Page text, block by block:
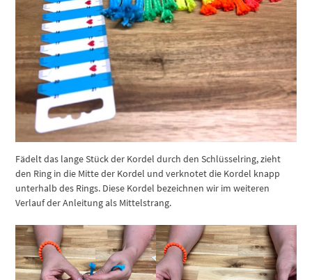
Fädelt das lange Stück der Kordel durch den Schlüsselring, zieht
den Ring in die Mitte der Kordel und verknotet die Kordel knapp
unterhalb des Rings. Diese Kordel bezeichnen wir im weiteren
Verlauf der Anleitung als Mittelstrang.